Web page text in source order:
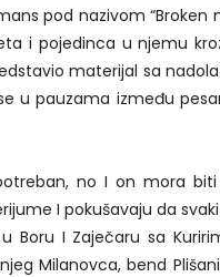
pod nazivom “Broken
i pojedinca u njemu
materijal sa
u pauzama između
no I on mora
I pokušavaju da
Boru I Zaječaru sa
Milanovca, bend